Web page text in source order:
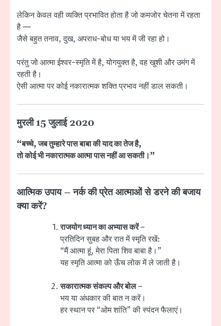
लेकिन केवल वही व्यक्ति प्रभावित होता है जो कमजोर चेतना में रहता
है —
जैसे बहुत तनाव, दुख, अपराध-बोध या भय में जी रहा हो।
परंतु जो आत्मा ईश्वर-स्मृति में है, योगयुक्त है, वह खुशी और उमंग में
रहती है।
ऐसी आत्मा पर कोई नकारात्मक शक्ति प्रभाव नहीं डाल सकती।
मुरली 15 जुलाई 2020
“बच्चे, जब तुम्हारे पास बाबा की याद का तेज है,
तो कोई भी नकारात्मक आत्मा पास नहीं आ सकती।”
आत्मिक उपाय – नर्क की प्रेत आत्माओं से डरने की बजाय
क्या करें?
राजयोग ध्यान का अभ्यास करें–
प्रतिदिन सुबह और रात में स्मृति रखें:
“मैं आत्मा हूं, मेरा पिता शिव बाबा है।”
यह स्मृति आत्मा को ऊँच लोक में ले जाती है।
सकारात्मक संकल्प और बोल–
भय या अंधकार की बात न करें।
हर स्थान पर “ओम शांति” की स्पंदन फैलाएं।